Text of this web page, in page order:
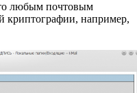
любым почтовым
криптографии, например,